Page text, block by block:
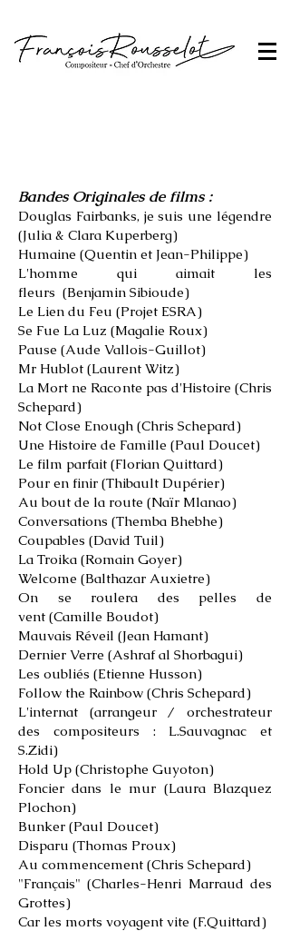
Bandes Originales de films :
Douglas Fairbanks, je suis une légendre
(Julia & Clara Kuperberg)
Humaine (Quentin et Jean-Philippe)
L'homme qui aimait les
fleurs (Benjamin Sibioude)
Le Lien du Feu (Projet ESRA)
Se Fue La Luz (Magalie Roux)
Pause (Aude Vallois-Guillot)
Mr Hublot (Laurent Witz)
La Mort ne Raconte pas d'Histoire (Chris
Schepard)
Not Close Enough (Chris Schepard)
Une Histoire de Famille (Paul Doucet)
Le film parfait (Florian Quittard)
Pour en finir (Thibault Dupérier)
Au bout de la route (Naïr Mlanao)
Conversations (Themba Bhebhe)
Coupables (David Tuil)
La Troika (Romain Goyer)
Welcome (Balthazar Auxietre)
On se roulera des pelles de
vent (Camille Boudot)
Mauvais Réveil (Jean Hamant)
Dernier Verre (Ashraf al Shorbagui)
Les oubliés (Etienne Husson)
Follow the Rainbow (Chris Schepard)
L'internat (arrangeur / orchestrateur
des compositeurs : L.Sauvagnac et
S.Zidi)
Hold Up (Christophe Guyoton)
Foncier dans le mur (Laura Blazquez
Plochon)
Bunker (Paul Doucet)
Disparu (Thomas Proux)
Au commencement (Chris Schepard)
"Français" (Charles-Henri Marraud des
Grottes)
Car les morts voyagent vite (F.Quittard)